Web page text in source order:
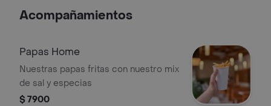
Acompañamientos
Papas Home
Nuestras papas fritas con nuestro mix
de sal y especias
$ 7900